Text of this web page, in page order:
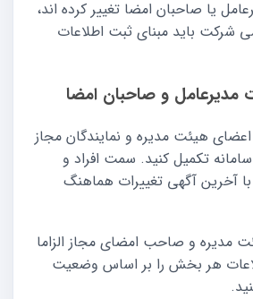
یا صاحبان امضا تغییر کرده اند،
باید مبنای ثبت اطلاعات
هیئت مدیره و نمایندگان مجاز
تکمیل کنید. سمت افراد و
با آخرین آگهی تغییرات هماهنگ
مدیره و صاحب امضای مجاز الزاما
هر بخش را بر اساس وضعیت